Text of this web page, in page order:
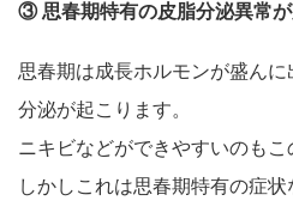
③ 思春期特有の皮脂分泌異常が
思春期は成長ホルモンが盛ん
分泌が起こります。
ニキビなどができやすいのもこ
しかしこれは思春期特有の症